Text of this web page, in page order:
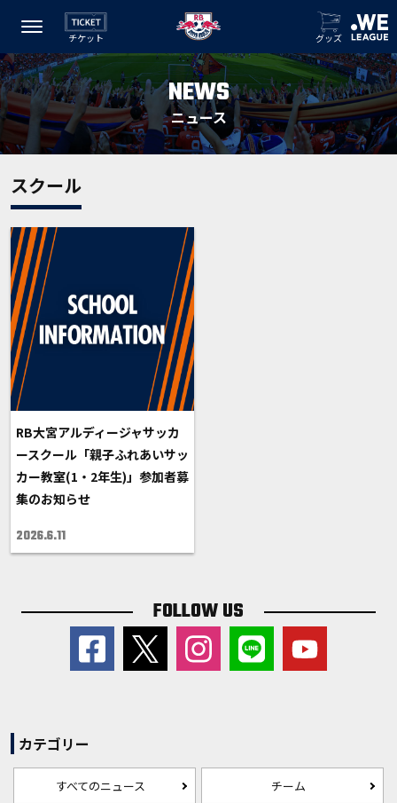
チケット グッズ
NEWS
ニュース
スクール
RB大宮アルディージャサッカ
ースクール「親子ふれあいサッ
カー教室(1・2年生)」参加者募
集のお知らせ
2026.6.11
FOLLOW US
カテゴリー
すべてのニュース チーム